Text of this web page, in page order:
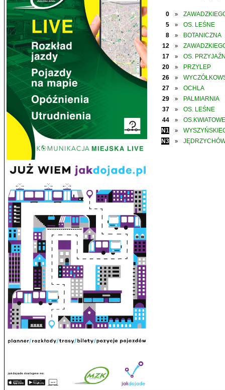
0 »
5
»
OS. LEŚNE
8
»
BOTANICZNA
12
»
17
»
OS.
20
»
PRZYLEP
26
»
27
»
OCHLA
29
»
PALMIARNIA
37
»
OS. LEŚNE
44
»
OS.KWIATOWE
N1
»
N3
»